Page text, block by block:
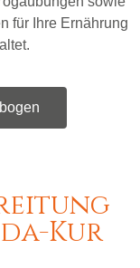
für Ihre Ernährung
Kur